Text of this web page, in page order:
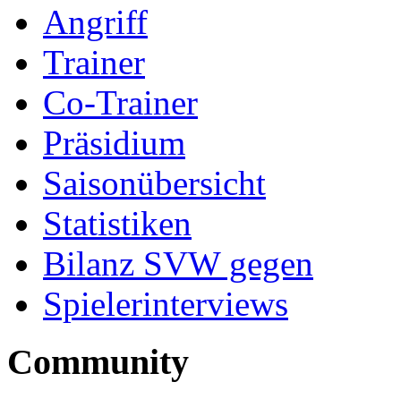
Angriff
Trainer
Co-Trainer
Präsidium
Saisonübersicht
Statistiken
Bilanz SVW gegen
Spielerinterviews
Community